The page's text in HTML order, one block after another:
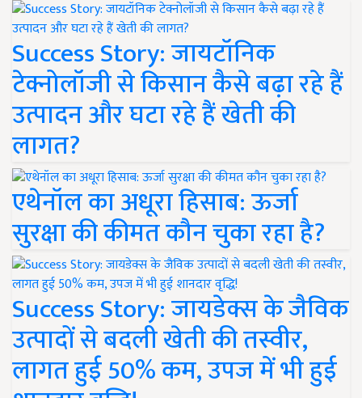
Success Story: जायटॉनिक
टेक्नोलॉजी से किसान कैसे बढ़ा रहे हैं
उत्पादन और घटा रहे हैं खेती की
लागत?
एथेनॉल का अधूरा हिसाब: ऊर्जा
सुरक्षा की कीमत कौन चुका रहा है?
Success Story: जायडेक्स के जैविक
उत्पादों से बदली खेती की तस्वीर,
लागत हुई 50% कम, उपज में भी हुई